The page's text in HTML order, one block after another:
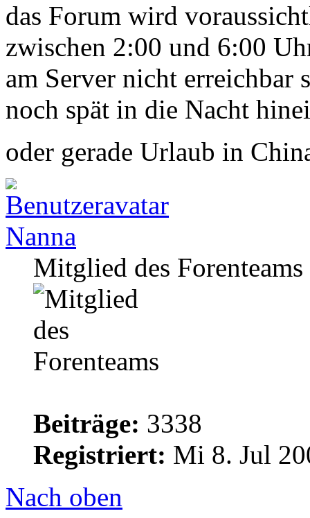
das Forum wird
zwischen 2:00 und 6:00
am Server nicht
noch spät in die Nacht
oder gerade Urlaub in
Nanna
Mitglied des Forenteams
Beiträge: 3338
Registriert: Mi 8. Jul
Nach oben